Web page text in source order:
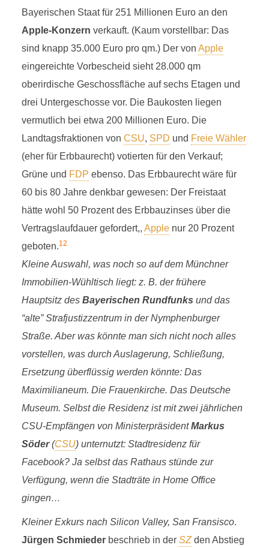
ISAR VALLEY
Bayerischen Staat für 251 Millionen Euro an den
Apple-Konzern verkauft. (Kaum vorstellbar: Das
sind knapp 35.000 Euro pro qm.) Der von Apple
eingereichte Vorbescheid sieht 28.000 qm
oberirdische Geschossfläche auf sechs Etagen und
drei Untergeschosse vor. Die Baukosten liegen
vermutlich bei etwa 200 Millionen Euro. Die
Landtagsfraktionen von CSU, SPD und Freie Wähler
(eher für Erbbaurecht) votierten für den Verkauf;
Grüne und FDP ebenso. Das Erbbaurecht wäre für
60 bis 80 Jahre denkbar gewesen: Der Freistaat
hätte wohl 50 Prozent des Erbbauzinses über die
Vertragslaufdauer gefordert,, Applenur 20 Prozent
geboten.12
Kleine Auswahl, was noch so auf dem Münchner
Immobilien-Wühltisch liegt: z. B. der frühere
Hauptsitz des Bayerischen Rundfunks und das
“alte” Strafjustizzentrum in der Nymphenburger
Straße. Aber was könnte man sich nicht noch alles
vorstellen, was durch Auslagerung, Schließung,
Ersetzung überflüssig werden könnte: Das
Maximilianeum. Die Frauenkirche. Das Deutsche
Museum. Selbst die Residenz ist mit zwei jährlichen
CSU-Empfängen von MinisterpräsidentMarkus
Söder(CSU) unternutzt: Stadtresidenz für
Facebook? Ja selbst das Rathaus stünde zur
Verfügung, wenn die Stadträte in Home Office
gingen…
Kleiner Exkurs nach Silicon Valley, San Fransisco.
Jürgen Schmiederbeschrieb in der SZden Abstieg